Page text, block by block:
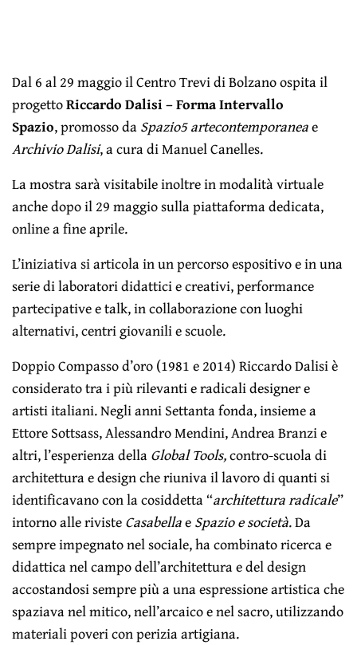
Dal 6 al 29 maggio il Centro Trevi di Bolzano ospita il
progettoRiccardo Dalisi – Forma Intervallo
Spazio,promosso daSpazio5 artecontemporaneae
Archivio Dalisi, a cura di Manuel Canelles.
La mostra sarà visitabile inoltre in modalità virtuale
anche dopo il 29 maggio sulla piattaforma dedicata,
online a fine aprile.
L’iniziativa si articola in un percorso espositivo e in una
serie di laboratori didattici e creativi, performance
partecipative e talk, in collaborazione con luoghi
alternativi, centri giovanili e scuole.
Doppio Compasso d’oro (1981 e 2014) Riccardo Dalisi è
considerato tra i più rilevanti e radicali designer e
artisti italiani. Negli anni Settanta fonda, insieme a
Ettore Sottsass, Alessandro Mendini, Andrea Branzi e
altri, l’esperienza dellaGlobal Tools,contro-scuola di
architettura e design che riuniva il lavoro di quanti si
identificavano con la cosiddetta “architettura radicale”
intorno alle rivisteCasabellaeSpazio e società. Da
sempre impegnato nel sociale, ha combinato ricerca e
didattica nel campo dell’architettura e del design
accostandosi sempre più a una espressione artistica che
spaziava nel mitico, nell’arcaico e nel sacro, utilizzando
materiali poveri con perizia artigiana.